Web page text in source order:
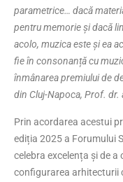
parametrice… dacă
pentru memorie și dacă
acolo, muzica este și ea
fie în consonanță cu
înmânarea premiului de
din Cluj-Napoca, Prof. dr.
Prin acordarea acestui
ediția 2025 a Forumului
celebra excelența și de
configurarea arhitecturii